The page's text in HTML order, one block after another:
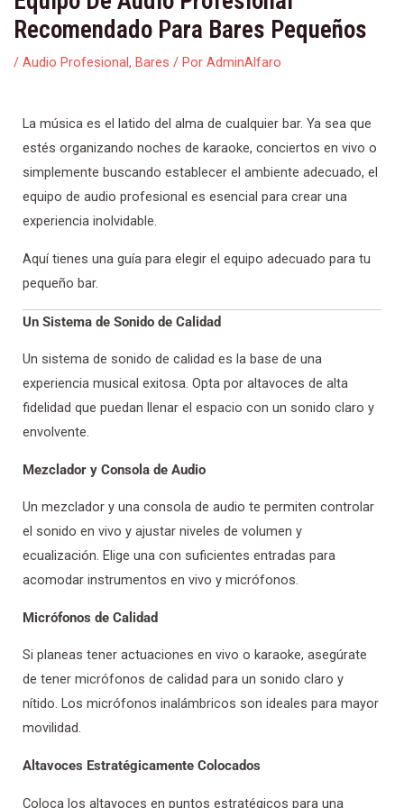
Recomendado Para Bares Pequeños
/ Audio Profesional, Bares / Por AdminAlfaro
La música es el latido del alma de cualquier bar. Ya sea que
estés organizando noches de karaoke, conciertos en vivo o
simplemente buscando establecer el ambiente adecuado, el
equipo de audio profesional es esencial para crear una
experiencia inolvidable.
Aquí tienes una guía para elegir el equipo adecuado para tu
pequeño bar.
Un Sistema de Sonido de Calidad
Un sistema de sonido de calidad es la base de una
experiencia musical exitosa. Opta por altavoces de alta
fidelidad que puedan llenar el espacio con un sonido claro y
envolvente.
Mezclador y Consola de Audio
Un mezclador y una consola de audio te permiten controlar
el sonido en vivo y ajustar niveles de volumen y
ecualización. Elige una con suficientes entradas para
acomodar instrumentos en vivo y micrófonos.
Micrófonos de Calidad
Si planeas tener actuaciones en vivo o karaoke, asegúrate
de tener micrófonos de calidad para un sonido claro y
nítido. Los micrófonos inalámbricos son ideales para mayor
movilidad.
Altavoces Estratégicamente Colocados
Coloca los altavoces en puntos estratégicos para una